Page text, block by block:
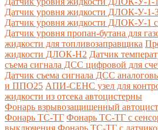
Датчик уровня жидкости ДЛОК-У-1-
Датчик уровня жидкости ДЛОК-У-1
Датчик уровня пропан-бутана для
жидкости для топливозаправщика
жидкости ДЛОК-Н2 Датчик
съема сигнала ДСС цифровой для
Датчик съема сигнала ДСС
и ППО25 АПИ-СЕНС узел для
жидкости из отсека автоцистерны
Фонарь взрывозащищенный
Фонарь ТС-ТГ Фонарь ТС-ТГ с
выключения Фонарь ТС-ТГ с